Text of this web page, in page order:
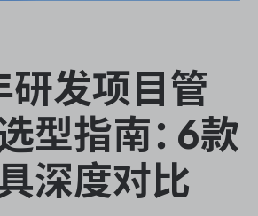
发项目管
型指南：6款
深度对比